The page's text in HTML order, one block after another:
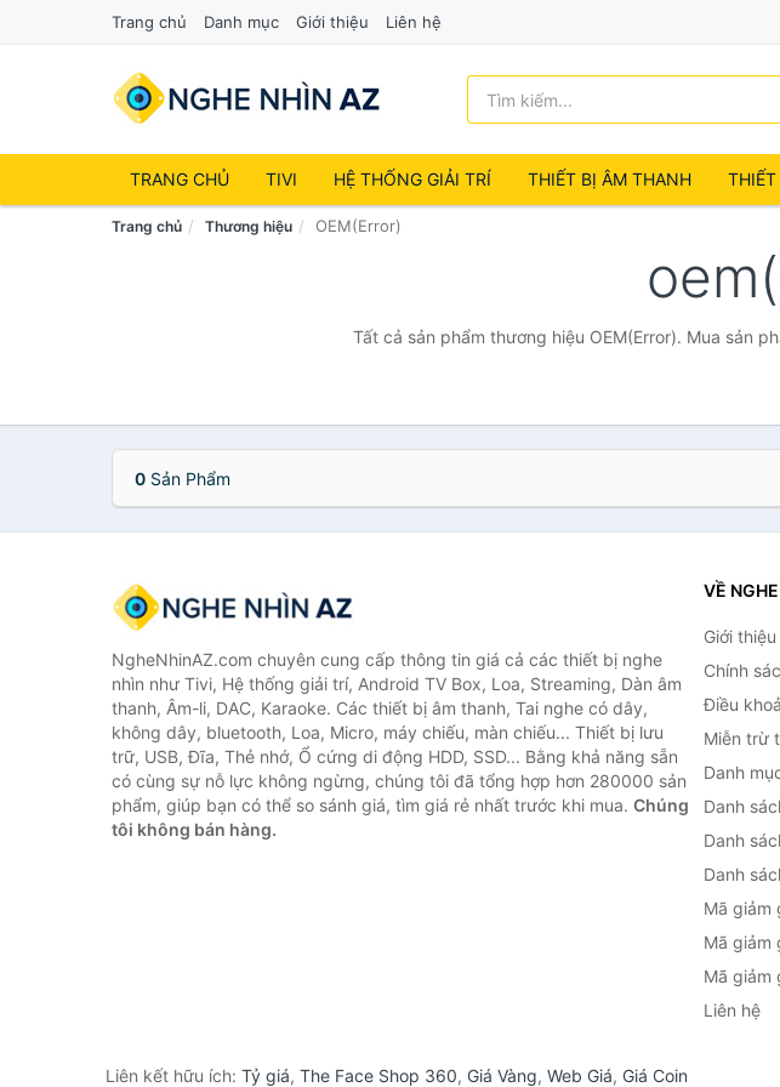
Trang chủ Danh mục Giới thiệu Liên hệ
TRANG CHỦ TIVI HỆ THỐNG GIẢI TRÍ THIẾT BỊ ÂM THANH
Trang chủ Thương hiệu OEM(Error)
Tất cả sản phẩm thương hiệu OEM(Error). Mua sản
0 Sản Phẩm
NgheNhinAZ.com chuyên cung cấp thông tin giá cả các thiết bị nghe
nhìn như Tivi, Hệ thống giải trí, Android TV Box, Loa, Streaming, Dàn âm
thanh, Âm-li, DAC, Karaoke. Các thiết bị âm thanh, Tai nghe có dây,
không dây, bluetooth, Loa, Micro, máy chiếu, màn chiếu... Thiết bị lưu
trữ, USB, Đĩa, Thẻ nhớ, Ổ cứng di động HDD, SSD... Bằng khả năng sẵn
có cùng sự nỗ lực không ngừng, chúng tôi đã tổng hợp hơn 280000 sản
phẩm, giúp bạn có thể so sánh giá, tìm giá rẻ nhất trước khi mua. Chúng
tôi không bán hàng.
VỀ
Giới thiệu
Chính
Điều
Miễn trừ
Danh
Danh
Danh
Danh
Mã giảm
Mã giảm
Mã giảm
Liên hệ
Liên kết hữu ích: Tỷ giá, The Face Shop 360, Giá Vàng, Web Giá, Giá Coin